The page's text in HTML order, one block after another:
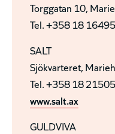
Torggatan 10,
Tel. +358 18 16495
SALT
Sjökvarteret,
Tel. +358 18 21505
www.salt.ax
GULDVIVA